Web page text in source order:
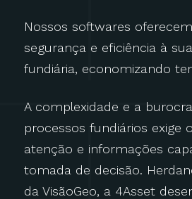
Nossos softwares
segurança e eficiência à
fundiária, economizando
A complexidade e a
processos fundiários exige
atenção e informações
tomada de decisão.
da VisãoGeo, a 4Asset